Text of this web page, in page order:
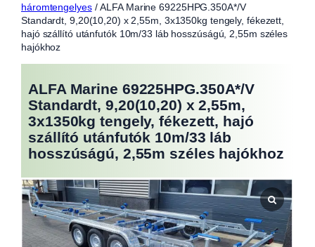
háromtengelyes/ ALFA Marine 69225HPG.350A*/V
Standardt, 9,20(10,20) x 2,55m, 3x1350kg tengely, fékezett,
hajó szállító utánfutók 10m/33 láb hosszúságú, 2,55m széles
hajókhoz
ALFA Marine 69225HPG.350A*/V
Standardt, 9,20(10,20) x 2,55m,
3x1350kg tengely, fékezett, hajó
szállító utánfutók 10m/33 láb
hosszúságú, 2,55m széles hajókhoz